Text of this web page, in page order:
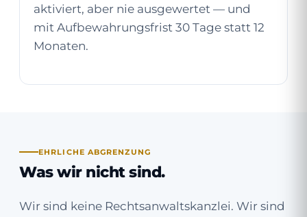
aktiviert, aber nie ausgewertet — und
mit Aufbewahrungsfrist 30 Tage statt 12
Monaten.
EHRLICHE ABGRENZUNG
Was wir nicht sind.
Wir sind keine Rechtsanwaltskanzlei. Wir sind